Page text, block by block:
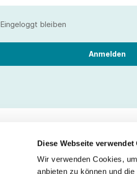
Diese Webseite verwendet
Wir verwenden Cookies,
anbieten zu können und
Eingeloggt bleiben